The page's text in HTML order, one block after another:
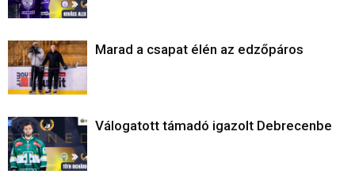
Marad a csapat élén az edzőpáros
Válogatott támadó igazolt Debrecenbe